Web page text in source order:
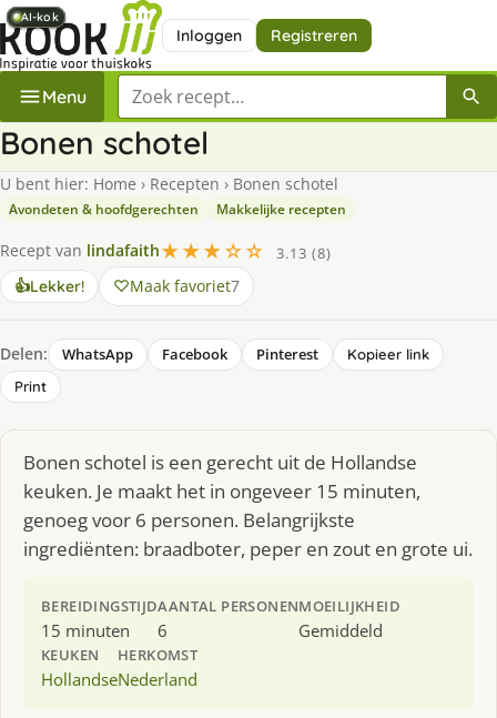
Inloggen Registreren
Menu Zoek een recept
Bonen schotel
U bent hier: Home › Recepten › Bonen schotel
Avondeten & hoofdgerechten Makkelijke recepten
Recept van lindafaith★★★☆☆
3.13 (8)
👍Lekker! Maak favoriet7
Delen: WhatsApp Facebook Pinterest
Kopieer link
Print
Bonen schotel is een gerecht uit de Hollandse
keuken. Je maakt het in ongeveer 15 minuten,
genoeg voor 6 personen. Belangrijkste
ingrediënten: braadboter, peper en zout en grote ui.
BEREIDINGSTIJD
15 minuten
AANTAL PERSONEN
6
MOEILIJKHEID
Gemiddeld
KEUKEN
Hollandse
HERKOMST
Nederland
AI-kok
AI-kok
AI-kok
AI-kok
AI-kok